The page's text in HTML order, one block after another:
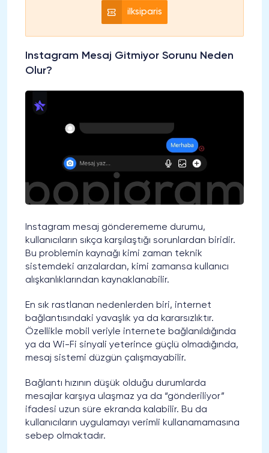
ilksiparis
Instagram Mesaj Gitmiyor Sorunu Neden
Olur?
Instagram mesaj gönderememe durumu,
kullanıcıların sıkça karşılaştığı sorunlardan biridir.
Bu problemin kaynağı kimi zaman teknik
sistemdeki arızalardan, kimi zamansa kullanıcı
alışkanlıklarından kaynaklanabilir.
En sık rastlanan nedenlerden biri, internet
bağlantısındaki yavaşlık ya da kararsızlıktır.
Özellikle mobil veriyle internete bağlanıldığında
ya da Wi-Fi sinyali yeterince güçlü olmadığında,
mesaj sistemi düzgün çalışmayabilir.
Bağlantı hızının düşük olduğu durumlarda
mesajlar karşıya ulaşmaz ya da “gönderiliyor”
ifadesi uzun süre ekranda kalabilir. Bu da
kullanıcıların uygulamayı verimli kullanamamasına
sebep olmaktadır.